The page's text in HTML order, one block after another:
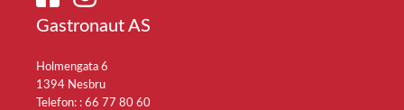
Gastronaut AS
Holmengata 6
1394 Nesbru
Telefon: : 66 77 80 60